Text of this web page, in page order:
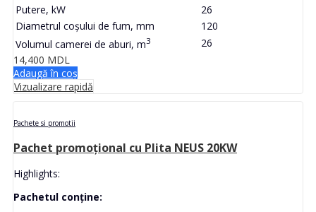
Putere, kW
26
Diametrul coșului de fum, mm
120
Volumul camerei de aburi, m3
26
14,400 MDL
Adaugă în coș
Vizualizare rapidă
Pachete si promotii
Pachet promoțional cu Plita NEUS 20KW
Highlights:
Pachetul conține: